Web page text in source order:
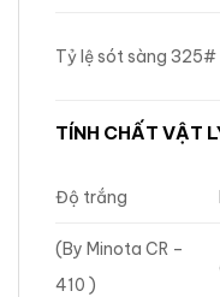
Tỷ lệ sót sàng 325#
TÍNH CHẤT VẬT
Độ trắng
(By Minota CR –
410 )